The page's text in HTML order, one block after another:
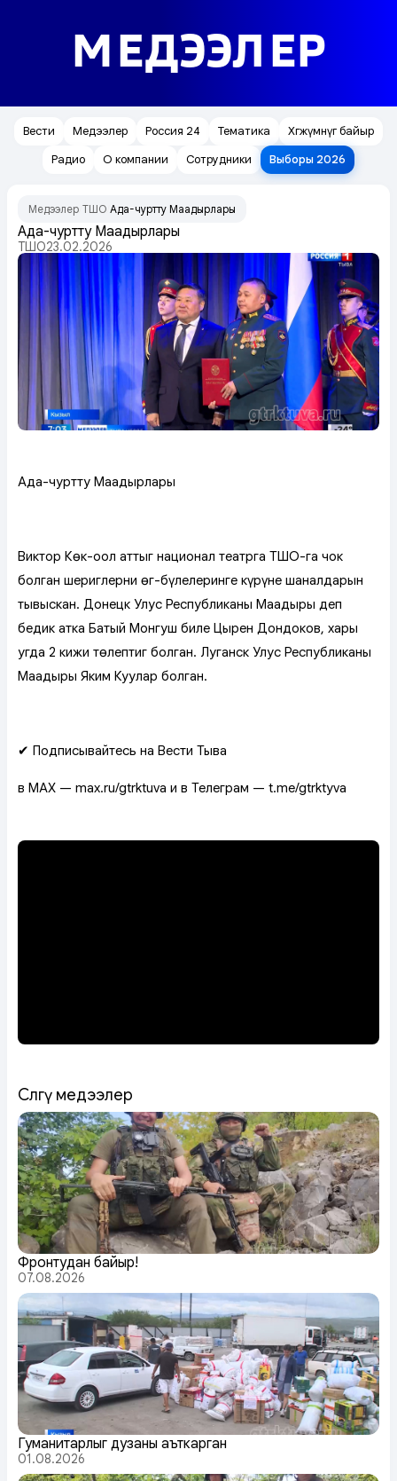
МЕДЭЭЛЕР
Вести Медээлер Россия 24 Тематика
Хөгжүмнүг байыр
Радио
О компании Сотрудники Выборы 2026
Медээлер ТШО Ада-чурттуң Маадырлары
Ада-чурттуң Маадырлары
ТШО23.02.2026
Ада-чурттуң Маадырлары
Виктор Көк-оол аттыг национал театрга ТШО-га чок
болган шериглерниң өг-бүлелеринге күрүне шаңналдарын
тывыскан. Донецк Улус Республиканың Маадыры деп
бедик атка Батый Монгуш биле Цырен Дондоков, хары
угда 2 кижи төлептиг болган. Луганск Улус Республиканың
Маадыры Яким Куулар болган.
✔ Подписывайтесь на Вести Тыва
в MAX — max.ru/gtrktuva и в Телеграм — t.me/gtrktyva
Сөөлгү медээлер
Фронтудан байыр!
07.08.2026
Гуманитарлыг дузаны аъткарган
01.08.2026